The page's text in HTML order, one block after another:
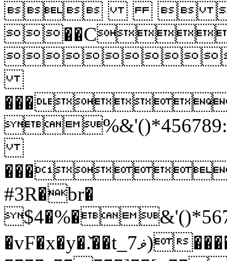
 
#3R�br�
�vF�x�y�.̌��t_ޥ7)����&�`}3�±#�b]��� {ڮ���XnUI��IE&f�<���?